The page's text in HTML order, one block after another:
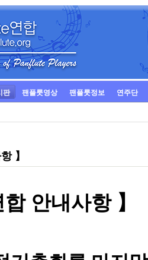
판 팬플룻영상 팬플룻정보 연주단
】
합 안내사항 】